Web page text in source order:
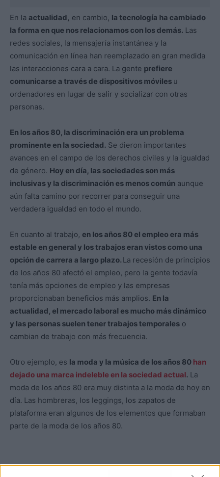
En la actualidad, en cambio, la tecnología ha cambiado
la forma en que nos relacionamos con los demás. Las
redes sociales, la mensajería instantánea y la
comunicación en línea han reemplazado en gran medida
las interacciones cara a cara. La gente prefiere
comunicarse a través de dispositivos móviles u
ordenadores en lugar de salir y socializar con otras
personas.
En los años 80, la discriminación era un problema
prominente en la sociedad. Se dieron importantes
avances en el campo de los derechos civiles y la igualdad
de género. Hoy en día, las sociedades son más
inclusivas y la discriminación es menos común aunque
aún falta camino por recorrer para conseguir una
verdadera igualdad en todo el mundo.
En cuanto al trabajo, en los años 80 el empleo era más
estable en general y los trabajos eran vistos como una
opción de carrera a largo plazo. La recesión de principios
de los años 80 afectó el empleo, pero la gente todavía
tenía más opciones de empleo y las empresas
proporcionaban beneficios más amplios. En la
actualidad, el mercado laboral es mucho más dinámico
y las personas suelen tener trabajos temporales o
cambian de trabajo con más frecuencia.
Otro ejemplo, es la moda y la música de los años 80 han
dejado una marca indeleble en la sociedad actual. La
moda de los años 80 era muy distinta a la moda de hoy en
día. Las hombreras, los leggings, los zapatos de
plataforma eran algunos de los elementos que formaban
parte de la moda de los años 80.